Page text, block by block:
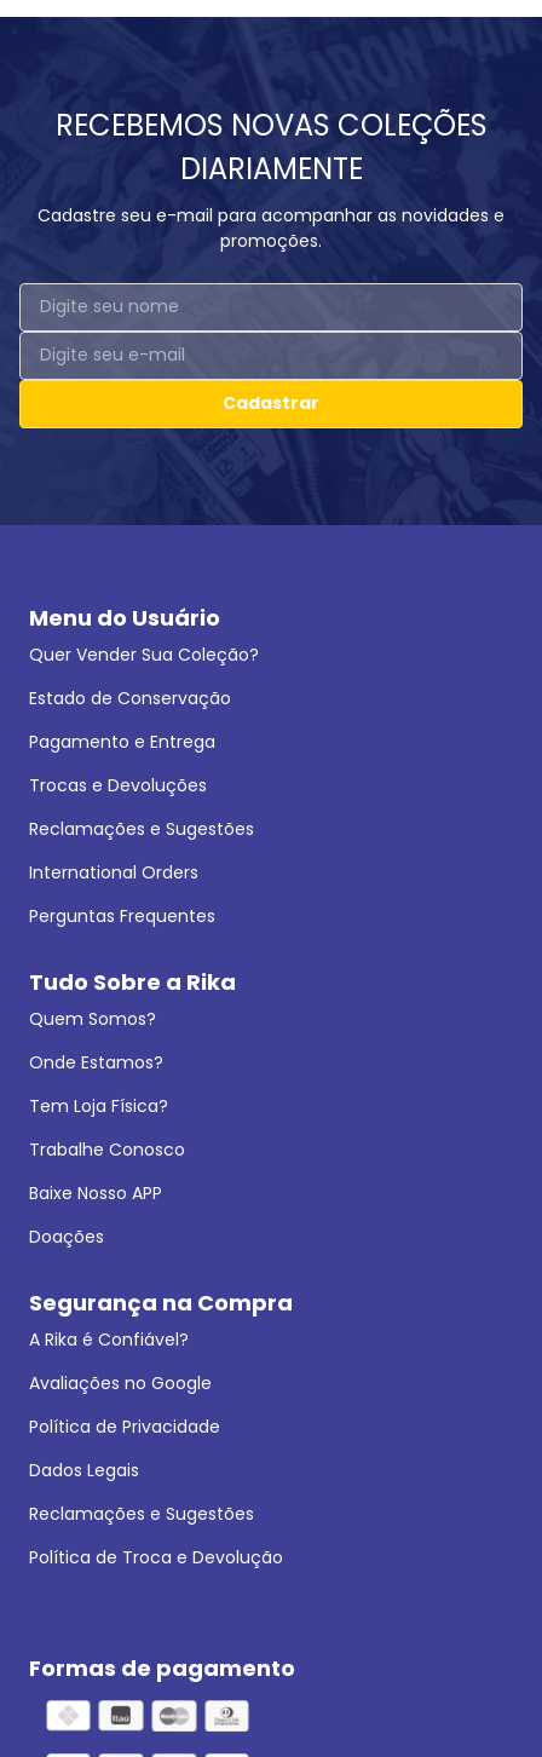
RECEBEMOS NOVAS COLEÇÕES
DIARIAMENTE
Cadastre seu e-mail para acompanhar as novidades e
promoções.
Cadastrar
Menu do Usuário
Quer Vender Sua Coleção?
Estado de Conservação
Pagamento e Entrega
Trocas e Devoluções
Reclamações e Sugestões
International Orders
Perguntas Frequentes
Tudo Sobre a Rika
Quem Somos?
Onde Estamos?
Tem Loja Física?
Trabalhe Conosco
Baixe Nosso APP
Doações
Segurança na Compra
A Rika é Confiável?
Avaliações no Google
Política de Privacidade
Dados Legais
Reclamações e Sugestões
Política de Troca e Devolução
Formas de pagamento